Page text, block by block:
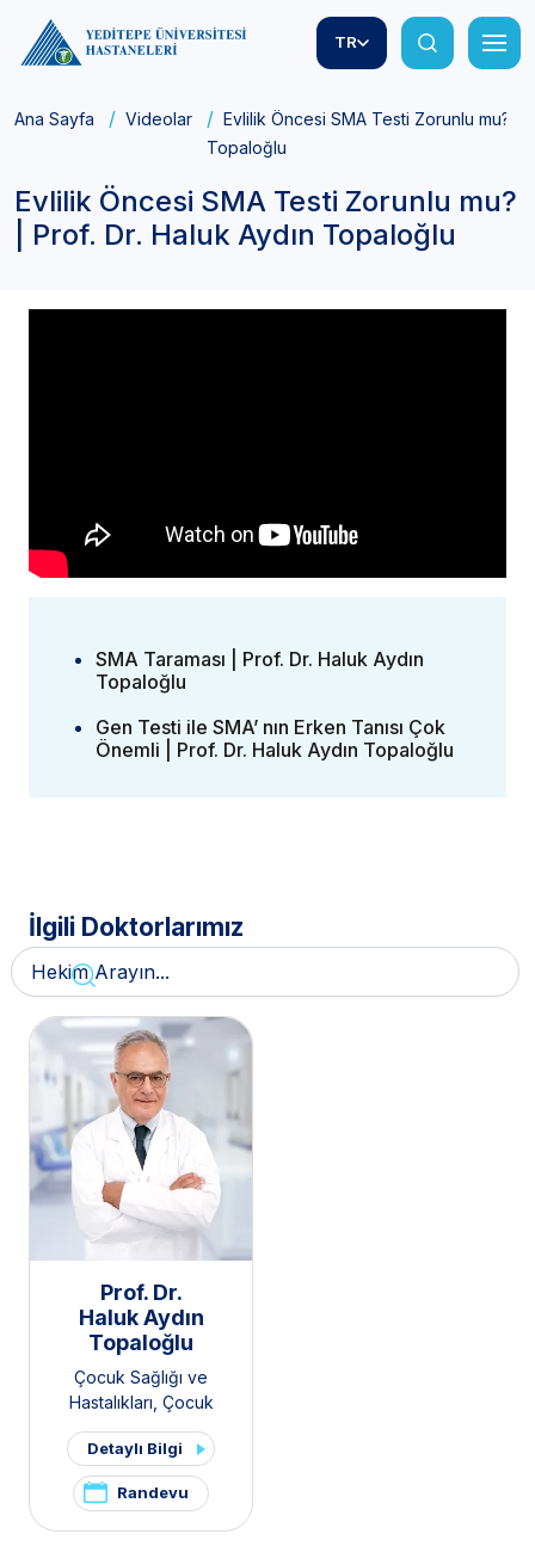
TR
Ana Sayfa Videolar
Evlilik Öncesi SMA Testi Zorunlu mu? |
Topaloğlu
Evlilik Öncesi SMA Testi Zorunlu mu?
| Prof. Dr. Haluk Aydın Topaloğlu
SMA Taraması | Prof. Dr. Haluk Aydın
Topaloğlu
Gen Testi ile SMA’ nın Erken Tanısı Çok
Önemli | Prof. Dr. Haluk Aydın Topaloğlu
İlgili Doktorlarımız
Prof. Dr.
Haluk Aydın
Topaloğlu
Çocuk Sağlığı ve
Hastalıkları Çocuk
Nörolojisi
Detaylı Bilgi
Randevu